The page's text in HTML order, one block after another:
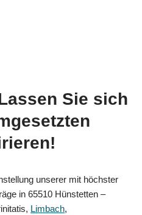
Sie sich
unserer mit höchster
in 65510 Hünstetten –
Limbach,